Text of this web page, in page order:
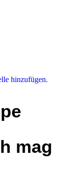
hinzufügen.
mag